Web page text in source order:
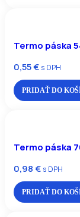
Termo páska
0,55€ s DPH
PRIDAŤ DO
Termo páska
0,98€ s DPH
PRIDAŤ DO